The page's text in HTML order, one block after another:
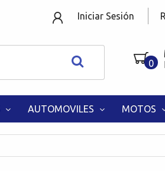
Iniciar Sesión
0
AUTOMOVILES MOTOS